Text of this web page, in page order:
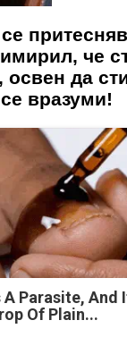
че
освен да
вразуми!
A Parasite, And
Of Plain...